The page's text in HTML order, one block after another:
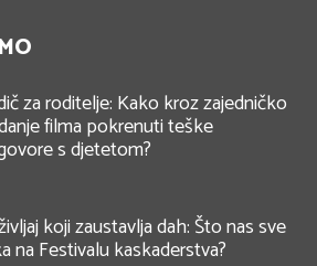
za roditelje: Kako kroz zajedničko
filma pokrenuti teške
s djetetom?
koji zaustavlja dah: Što nas sve
na Festivalu kaskaderstva?